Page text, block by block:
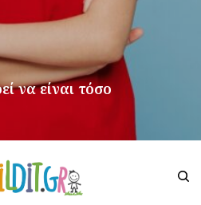
να είναι τόσο